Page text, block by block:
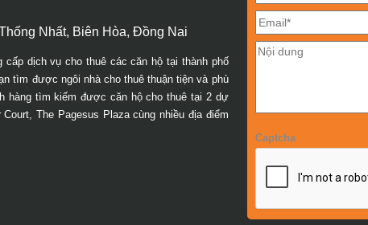
Captcha
Nhất, Biên Hòa, Đồng Nai
cấp dịch vụ cho thuê các căn hộ tại thành phố
tìm được ngôi nhà cho thuê thuận tiện và phù
hàng tìm kiếm được căn hộ cho thuê tại 2 dự
The Pagesus Plaza cùng nhiều địa điểm